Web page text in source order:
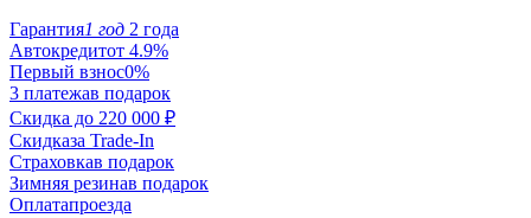
Гарантия1 год 2 года
Автокредитот 4.9%
Первый взнос0%
3 платежав подарок
Скидка до 220 000 ₽
Скидказа Trade-In
Страховкав подарок
Зимняя резинав подарок
Оплатапроезда